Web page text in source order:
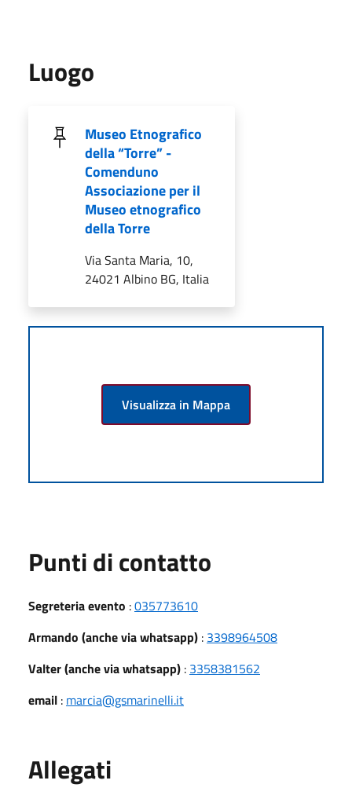
Luogo
Museo Etnografico
della “Torre” -
Comenduno
Associazione per il
Museo etnografico
della Torre
Via Santa Maria, 10,
24021 Albino BG, Italia
Visualizza in Mappa
Punti di contatto
Segreteria evento :035773610
Armando (anche via whatsapp) : 3398964508
Valter (anche via whatsapp) : 3358381562
email : marcia@gsmarinelli.it
Allegati